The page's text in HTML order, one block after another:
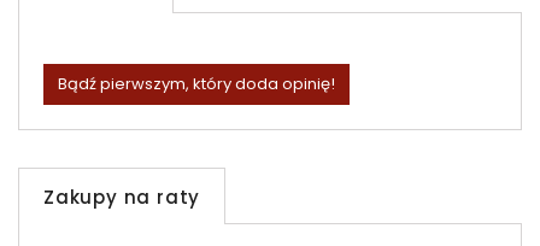
Bądź pierwszym, który doda opinię!
Zakupy na raty